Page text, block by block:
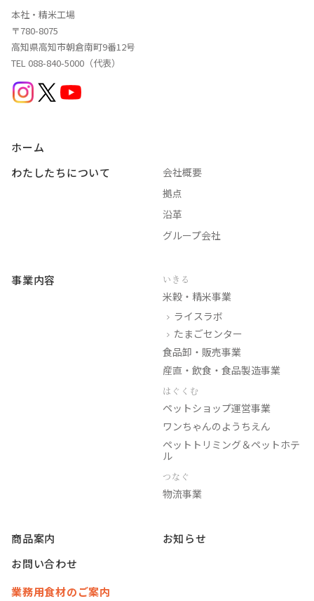
本社・精米工場
〒780-8075
高知県高知市朝倉南町9番12号
TEL 088-840-5000（代表）
ホーム
わたしたちについて
会社概要
拠点
沿革
グループ会社
事業内容 いきる
米穀・精米事業
ライスラボ
たまごセンター
食品卸・販売事業
産直・飲食・食品製造事業
はぐくむ
ペットショップ運営事業
ワンちゃんのようちえん
ペットトリミング＆ペットホテ
ル
つなぐ
物流事業
商品案内
お知らせ
お問い合わせ
業務用食材のご案内